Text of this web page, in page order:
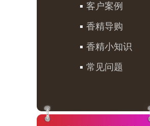
客户案例
香精导购
香精小知识
常见问题